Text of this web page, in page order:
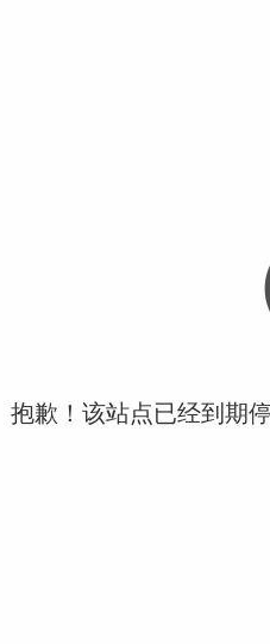
抱歉！该站点已经到期